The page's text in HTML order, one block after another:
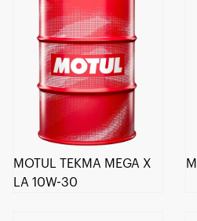
MOTUL TEKMA MEGA X
LA 10W-30